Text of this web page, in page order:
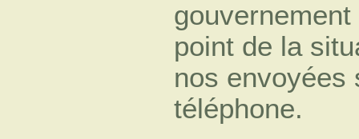
point de la
nos envoyées
téléphone.